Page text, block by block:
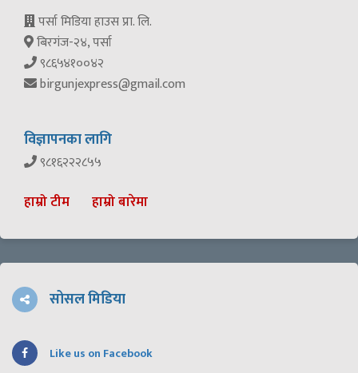
पर्सा मिडिया हाउस प्रा. लि.
बिरगंज-२४, पर्सा
९८६५४१००४२
birgunjexpress@gmail.com
विज्ञापनका लागि
९८१६२२२८५५
हाम्रो टीम हाम्रो बारेमा
सोसल मिडिया
Like us on Facebook